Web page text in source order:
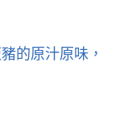
的原汁原味，